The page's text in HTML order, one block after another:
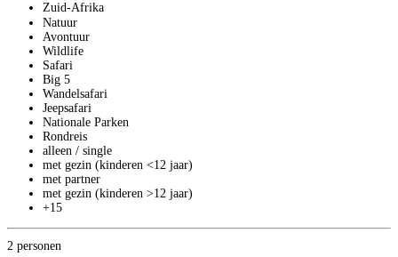
Zuid-Afrika
Natuur
Avontuur
Wildlife
Safari
Big 5
Wandelsafari
Jeepsafari
Nationale Parken
Rondreis
alleen / single
met gezin (kinderen <12 jaar)
met partner
met gezin (kinderen >12 jaar)
+15
2 personen